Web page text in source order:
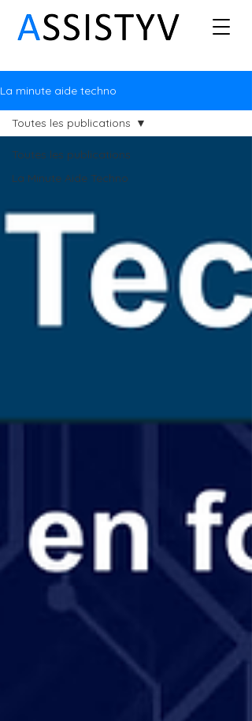
La minute aide techno
Toutes les publications
La Minute Aide Techno
Toutes les publications